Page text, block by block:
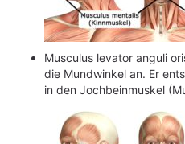
Musculus levator anguli
die Mundwinkel an. Er
in den Jochbeinmuskel